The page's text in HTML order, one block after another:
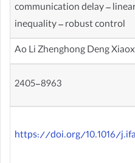
communication delay –
inequality – robust control
Ao Li Zhenghong Deng
2405-8963
https://doi.org/10.1016/